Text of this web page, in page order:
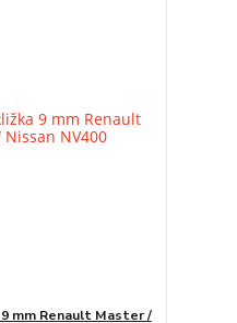
mm Renault Master /